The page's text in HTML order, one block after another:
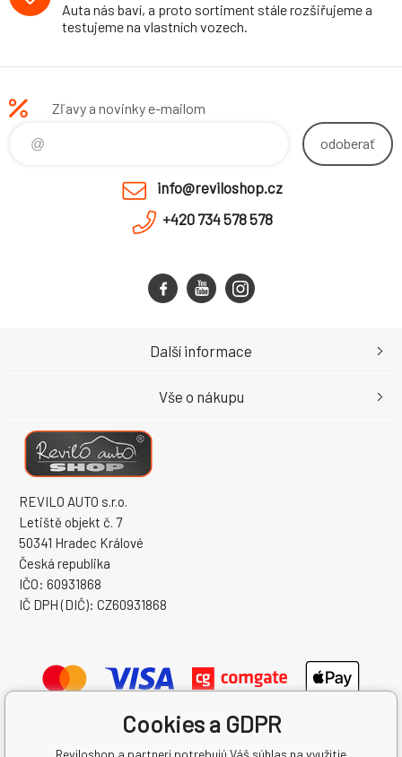
Auta nás baví, a proto sortiment stále rozšiřujeme a
testujeme na vlastních vozech.
Zľavy a novinky e-mailom
odoberať
info@reviloshop.cz
+420 734 578 578
REVILO AUTO s.r.o.
Letiště objekt č. 7
50341 Hradec Králové
Česká republika
IČO: 60931868
IČ DPH (DIČ): CZ60931868
Další informace
Vše o nákupu
Cookies a GDPR
Reviloshop a partneri potrebujú Váš súhlas na využitie